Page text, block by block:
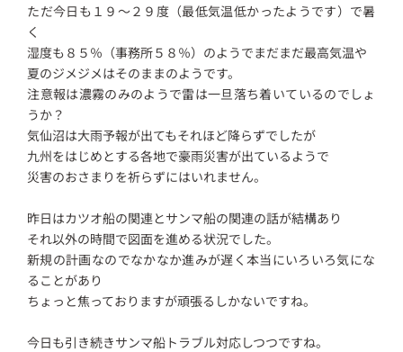
ただ今日も１９～２９度（最低気温低かったようです）で暑
く
湿度も８５％（事務所５８％）のようでまだまだ最高気温や
夏のジメジメはそのままのようです。
注意報は濃霧のみのようで雷は一旦落ち着いているのでしょ
うか？
気仙沼は大雨予報が出てもそれほど降らずでしたが
九州をはじめとする各地で豪雨災害が出ているようで
災害のおさまりを祈らずにはいれません。
昨日はカツオ船の関連とサンマ船の関連の話が結構あり
それ以外の時間で図面を進める状況でした。
新規の計画なのでなかなか進みが遅く本当にいろいろ気にな
ることがあり
ちょっと焦っておりますが頑張るしかないですね。
今日も引き続きサンマ船トラブル対応しつつですね。